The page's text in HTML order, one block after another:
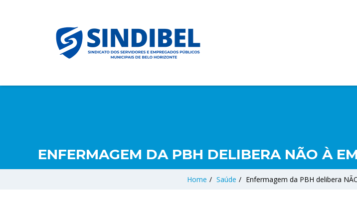
ENFERMAGEM DA PBH DELIBERA NÃO À
Home / Saúde / Enfermagem da PBH delibera